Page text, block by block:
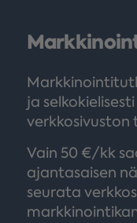
ja
Vain 50 €/kk
ajantasaisen
seurata